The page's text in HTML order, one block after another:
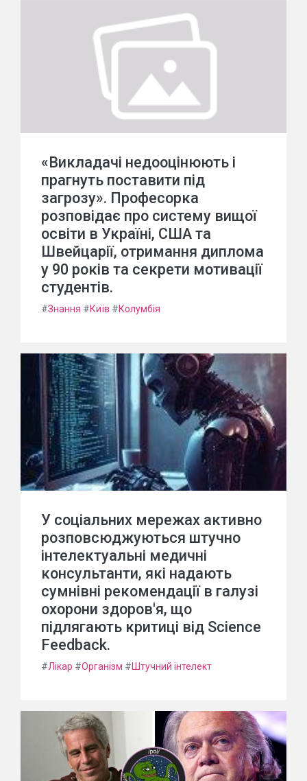
«Викладачі недооцінюють і
прагнуть поставити під
загрозу». Професорка
розповідає про систему вищої
освіти в Україні, США та
Швейцарії, отримання диплома
у 90 років та секрети мотивації
студентів.
#Знання #Київ #Колумбія
У соціальних мережах активно
розповсюджуються штучно
інтелектуальні медичні
консультанти, які надають
сумнівні рекомендації в галузі
охорони здоров'я, що
підлягають критиці від Science
Feedback.
#Лікар #Організм #Штучний інтелект